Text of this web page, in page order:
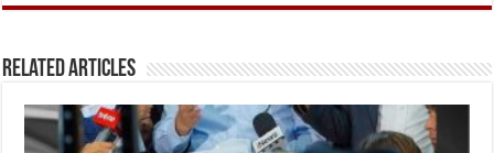
Related Articles